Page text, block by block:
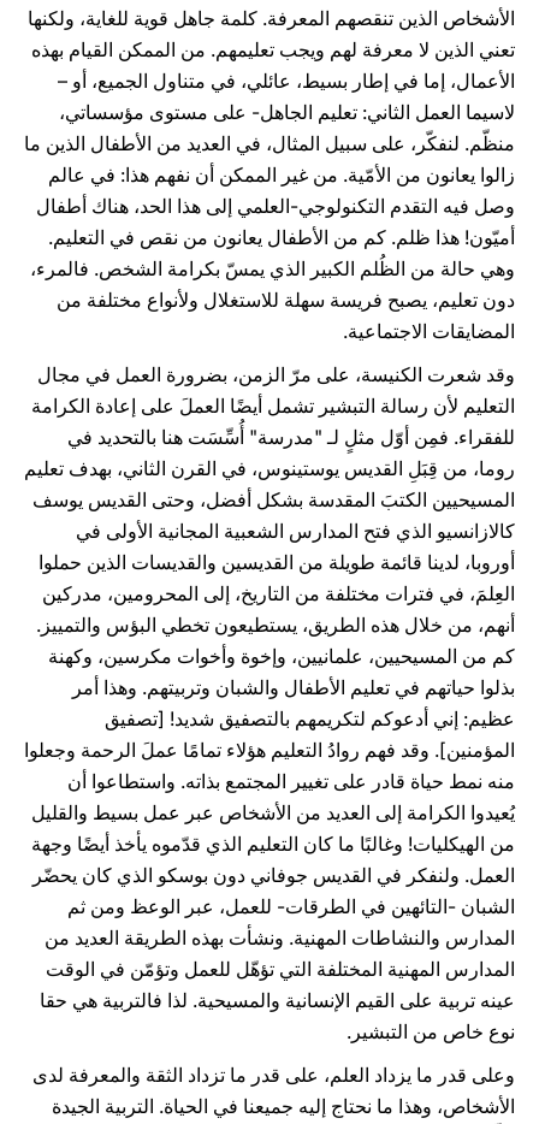
الأشخاص الذين تنقصهم المعرفة. كلمة جاهل قوية للغاية، ولكنها
تعني الذين لا معرفة لهم ويجب تعليمهم. من الممكن القيام بهذه
الأعمال، إما في إطار بسيط، عائلي، في متناول الجميع، أو –
لاسيما العمل الثاني: تعليم الجاهل- على مستوى مؤسساتي،
منظّم. لنفكّر، على سبيل المثال، في العديد من الأطفال الذين ما
زالوا يعانون من الأمّية. من غير الممكن أن نفهم هذا: في عالم
وصل فيه التقدم التكنولوجي-العلمي إلى هذا الحد، هناك أطفال
أميّون! هذا ظلم. كم من الأطفال يعانون من نقص في التعليم.
وهي حالة من الظُلم الكبير الذي يمسّ بكرامة الشخص. فالمرء،
دون تعليم، يصبح فريسة سهلة للاستغلال ولأنواع مختلفة من
المضايقات الاجتماعية.
وقد شعرت الكنيسة، على مرّ الزمن، بضرورة العمل في مجال
التعليم لأن رسالة التبشير تشمل أيضًا العملَ على إعادة الكرامة
للفقراء. فمِن أوّل مثلٍ لـ "مدرسة" أُسِّسَت هنا بالتحديد في
روما، من قِبَلِ القديس يوستينوس، في القرن الثاني، بهدف تعليم
المسيحيين الكتبَ المقدسة بشكل أفضل، وحتى القديس يوسف
كالازانسيو الذي فتح المدارس الشعبية المجانية الأولى في
أوروبا، لدينا قائمة طويلة من القديسين والقديسات الذين حملوا
العِلمَ، في فترات مختلفة من التاريخ، إلى المحرومين، مدركين
أنهم، من خلال هذه الطريق، يستطيعون تخطي البؤس والتمييز.
كم من المسيحيين، علمانيين، وإخوة وأخوات مكرسين، وكهنة
بذلوا حياتهم في تعليم الأطفال والشبان وتربيتهم. وهذا أمر
عظيم: إني أدعوكم لتكريمهم بالتصفيق شديد! [تصفيق
المؤمنين]. وقد فهم روادُ التعليم هؤلاء تمامًا عملَ الرحمة وجعلوا
منه نمط حياة قادر على تغيير المجتمع بذاته. واستطاعوا أن
يُعيدوا الكرامة إلى العديد من الأشخاص عبر عمل بسيط والقليل
من الهيكليات! وغالبًا ما كان التعليم الذي قدّموه يأخذ أيضًا وجهة
العمل. ولنفكر في القديس جوفاني دون بوسكو الذي كان يحضّر
الشبان -التائهين في الطرقات- للعمل، عبر الوعظ ومن ثم
المدارس والنشاطات المهنية. ونشأت بهذه الطريقة العديد من
المدارس المهنية المختلفة التي تؤهّل للعمل وتؤمّن في الوقت
عينه تربية على القيم الإنسانية والمسيحية. لذا فالتربية هي حقا
نوع خاص من التبشير.
وعلى قدر ما يزداد العلم، على قدر ما تزداد الثقة والمعرفة لدى
الأشخاص، وهذا ما نحتاج إليه جميعنا في الحياة. التربية الجيدة